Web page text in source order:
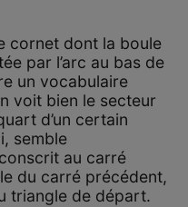
cornet dont la boule
par l’arc au bas de
un vocabulaire
voit bien le secteur
d’un certain
semble
au carré
du carré précédent,
triangle de départ.